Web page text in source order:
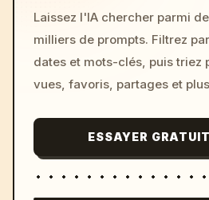
Laissez l'IA chercher parmi
milliers de prompts. Filtrez
dates et mots-clés, puis triez
vues, favoris, partages et
ESSAYER